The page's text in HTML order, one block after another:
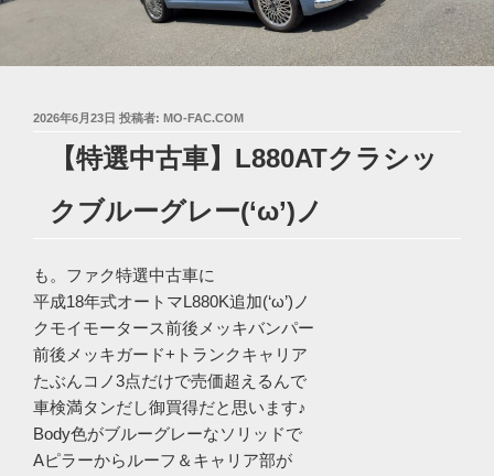
投
2026年6月23日 投稿者: MO-FAC.COM
【特選中古車】L880ATクラシッ
クブルーグレー(‘ω’)ノ
も。ファク特選中古車に
平成18年式オートマL880K追加(‘ω’)ノ
クモイモータース前後メッキバンパー
前後メッキガード+トランクキャリア
たぶんコノ3点だけで売価超えるんで
車検満タンだし御買得だと思います♪
Body色がブルーグレーなソリッドで
Aピラーからルーフ＆キャリア部が